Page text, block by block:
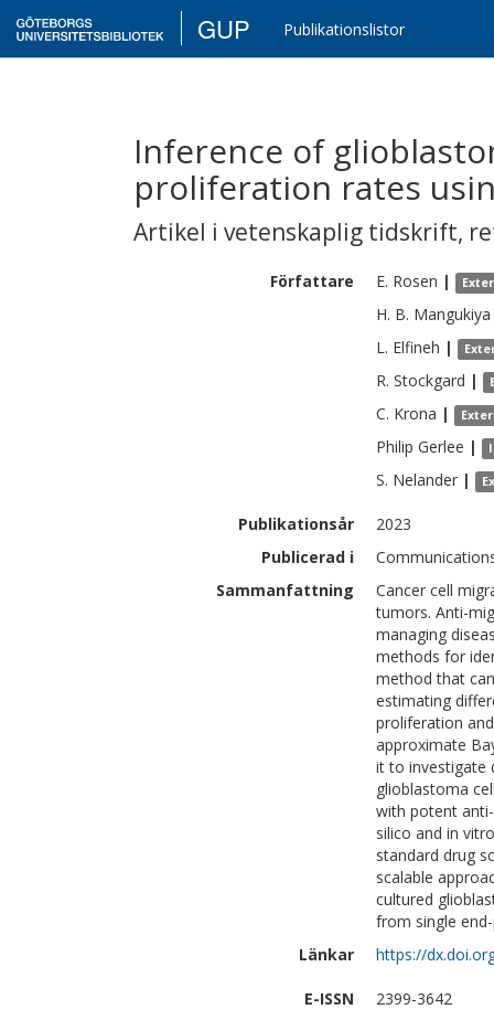
GUP Publikationslistor
Inference of
proliferation rates
Artikel i vetenskaplig tidskrift,
Författare E. Rosen |
H. B. Mangukiya
L. Elfineh |
R. Stockgard |
C. Krona |
Philip Gerlee |
S. Nelander |
Publikationsår
2023
Publicerad i
Sammanfattning
Cancer cell
tumors. Anti-
managing
methods for
method that
estimating
proliferation
approximate
it to investigate
glioblastoma
with potent
silico and in
standard drug
scalable
cultured
from single
Länkar
https://
E-ISSN
2399-3642